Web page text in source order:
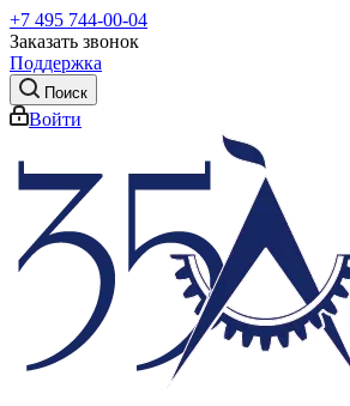
+7 495 744-00-04
Заказать звонок
Поддержка
Поиск
Войти